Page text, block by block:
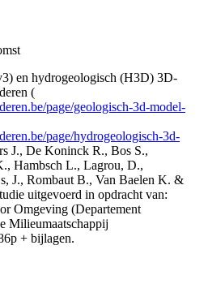
en hydrogeologisch (H3D) 3D-
(
page/geologisch-3d-model-
page/hydrogeologisch-3d-
J., De Koninck R., Bos S.,
Hambsch L., Lagrou, D.,
J., Rombaut B., Van Baelen K. &
uitgevoerd in opdracht van:
Omgeving (Departement
Milieumaatschappij
+ bijlagen.